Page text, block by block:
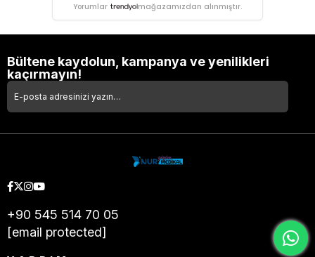
Yorumlar
mağazamızdan alınmıştır.
Bültene kaydolun, kampanya ve yenilikleri
kaçırmayın!
+90 545 514 70 05
[email protected]